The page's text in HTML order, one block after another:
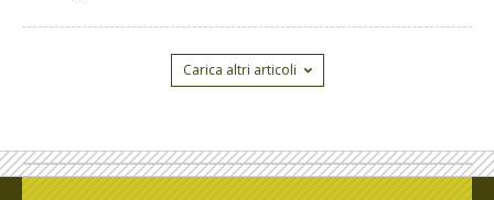
Carica altri articoli